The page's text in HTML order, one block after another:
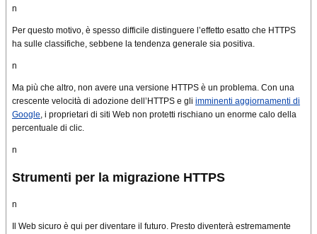
n
Per questo motivo, è spesso difficile distinguere l’effetto esatto che HTTPS
ha sulle classifiche, sebbene la tendenza generale sia positiva.
n
Ma più che altro, non avere una versione HTTPS è un problema. Con una
crescente velocità di adozione dell’HTTPS e gli imminenti aggiornamenti di
Google, i proprietari di siti Web non protetti rischiano un enorme calo della
percentuale di clic.
n
Strumenti per la migrazione HTTPS
n
Il Web sicuro è qui per diventare il futuro. Presto diventerà estremamente